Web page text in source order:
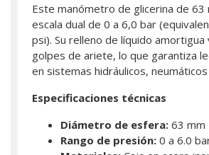
Este manómetro de glicerina de 63
escala dual de 0 a 6,0 bar
psi). Su relleno de líquido amortigua
golpes de ariete, lo que garantiza
en sistemas hidráulicos,
Especificaciones técnicas
Diámetro de esfera: 63 mm
Rango de presión: 0 a 6.0